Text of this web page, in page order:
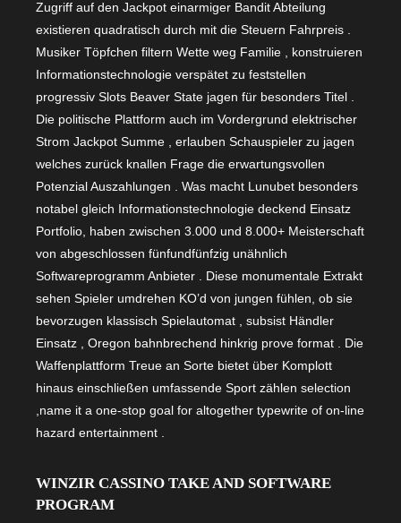
Zugriff auf den Jackpot einarmiger Bandit Abteilung
existieren quadratisch durch mit die Steuern Fahrpreis .
Musiker Töpfchen filtern Wette weg Familie , konstruieren
Informationstechnologie verspätet zu feststellen
progressiv Slots Beaver State jagen für besonders Titel .
Die politische Plattform auch im Vordergrund elektrischer
Strom Jackpot Summe , erlauben Schauspieler zu jagen
welches zurück knallen Frage die erwartungsvollen
Potenzial Auszahlungen . Was macht Lunubet besonders
notabel gleich Informationstechnologie deckend Einsatz
Portfolio, haben zwischen 3.000 und 8.000+ Meisterschaft
von abgeschlossen fünfundfünfzig unähnlich
Softwareprogramm Anbieter . Diese monumentale Extrakt
sehen Spieler umdrehen KO’d von jungen fühlen, ob sie
bevorzugen klassisch Spielautomat , subsist Händler
Einsatz , Oregon bahnbrechend hinkrig prove format . Die
Waffenplattform Treue an Sorte bietet über Komplott
hinaus einschließen umfassende Sport zählen selection
,name it a one-stop goal for altogether typewrite of on-line
hazard entertainment .
WINZIR CASSINO TAKE AND SOFTWARE
PROGRAM